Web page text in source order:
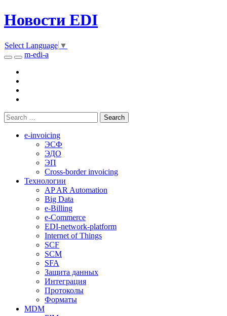
Новости EDI
Select Language ▼
m-edi-a
e-invoicing
ЭСФ
ЭДО
ЭП
Cross-border invoicing
Технологии
AP AR Automation
Big Data
e-Billing
e-Commerce
EDI-network-platform
Internet of Things
SCF
SCM
SFA
Защита данных
Интеграция
Протоколы
Форматы
MDM